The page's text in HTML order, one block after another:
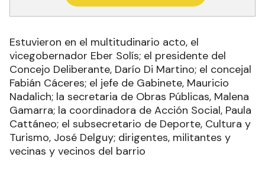
Estuvieron en el multitudinario acto, el
vicegobernador Eber Solís; el presidente del
Concejo Deliberante, Darío Di Martino; el concejal
Fabián Cáceres; el jefe de Gabinete, Mauricio
Nadalich; la secretaria de Obras Públicas, Malena
Gamarra; la coordinadora de Acción Social, Paula
Cattáneo; el subsecretario de Deporte, Cultura y
Turismo, José Delguy; dirigentes, militantes y
vecinas y vecinos del barrio